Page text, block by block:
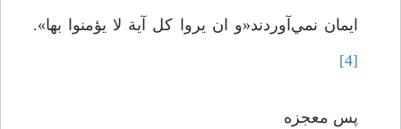
ايمان نمي‌آوردند«و ان يروا کل آية لا يؤمنوا بها».
[4]
پس معجزه